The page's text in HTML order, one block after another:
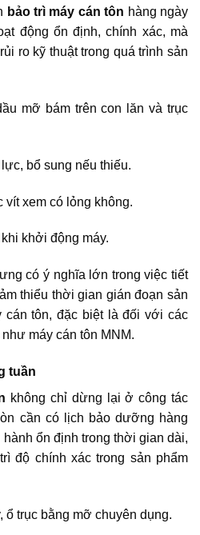
bảo trì máy cán tôn hàng ngày
động ổn định, chính xác, mà
ro kỹ thuật trong quá trình sản
mỡ bám trên con lăn và trục
bổ sung nếu thiếu.
vít xem có lỏng không.
khởi động máy.
có ý nghĩa lớn trong việc tiết
thiểu thời gian gián đoạn sản
cán tôn, đặc biệt là đối với các
máy cán tôn MNM.
tuần
không chỉ dừng lại ở công tác
cần có lịch bảo dưỡng hàng
ổn định trong thời gian dài,
độ chính xác trong sản phẩm
ổ trục bằng mỡ chuyên dụng.